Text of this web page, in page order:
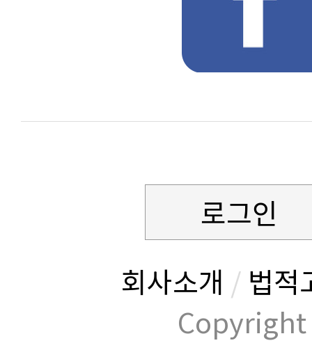
로그인
회사소개 / 법적
Copyright